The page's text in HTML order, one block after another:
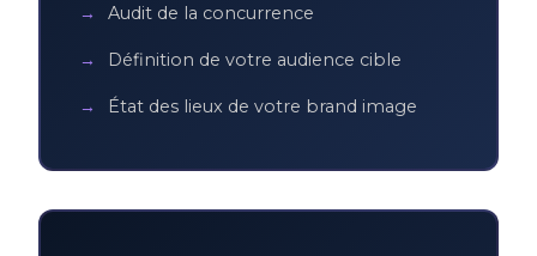
Audit de la concurrence
Définition de votre audience cible
État des lieux de votre brand image